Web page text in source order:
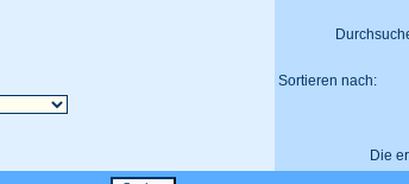
Sortieren nach:
Die